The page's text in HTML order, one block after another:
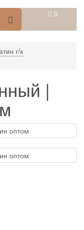
0
г/к
|